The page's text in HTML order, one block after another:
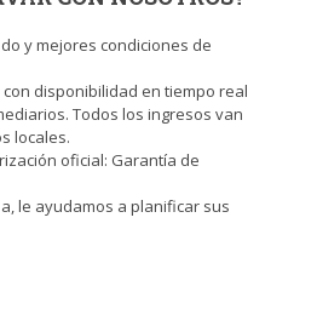
y mejores condiciones de
disponibilidad en tiempo real
Todos los ingresos van
locales.
oficial: Garantía de
le ayudamos a planificar sus